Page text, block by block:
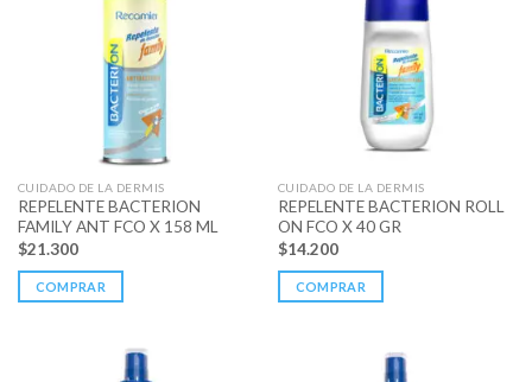
CUIDADO DE LA DERMIS
REPELENTE BACTERION
FAMILY ANT FCO X 158 ML
$21.300
COMPRAR
CUIDADO DE LA DERMIS
REPELENTE BACTERION ROLL
ON FCO X 40 GR
$14.200
COMPRAR